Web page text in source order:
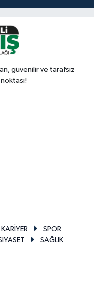
güvenilir ve tarafsız
KARİYER
SPOR
SAĞLIK